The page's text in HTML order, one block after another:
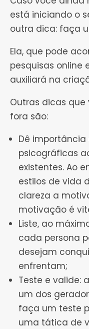
está iniciando o
outra dica: faça
Ela, que pode
pesquisas online
auxiliará na
Outras dicas
fora são:
Dê
psicográficas
existentes. Ao
estilos de vida
clareza a
motivação é
Liste, ao
cada persona
desejam
enfrentam;
Teste e valide:
um dos
faça um teste
uma tática de